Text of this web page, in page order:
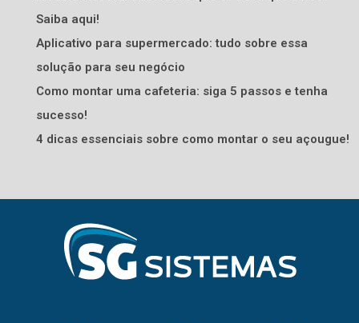
Saiba aqui!
Aplicativo para supermercado: tudo sobre essa
solução para seu negócio
Como montar uma cafeteria: siga 5 passos e tenha
sucesso!
4 dicas essenciais sobre como montar o seu açougue!